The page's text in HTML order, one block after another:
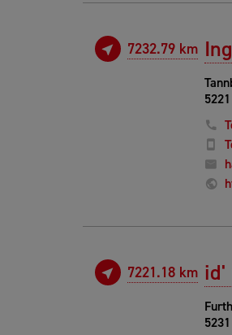
7232.79 km
7221.18 km id'